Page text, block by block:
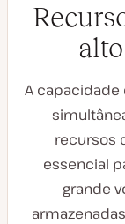
A capacidade
recursos
essencial
grande